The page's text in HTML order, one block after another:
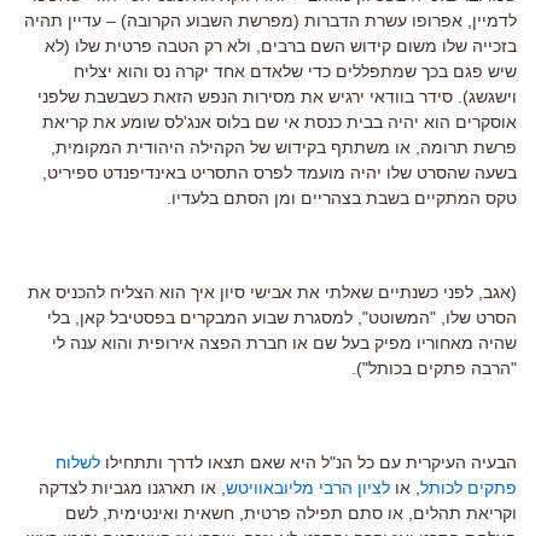
לדמיין, אפרופו עשרת הדברות (מפרשת השבוע הקרובה) – עדיין תהיה
בזכייה שלו משום קידוש השם ברבים, ולא רק הטבה פרטית שלו (לא
שיש פגם בכך שמתפללים כדי שלאדם אחד יקרה נס והוא יצליח
וישגשג). סידר בוודאי ירגיש את מסירות הנפש הזאת כשבשבת שלפני
אוסקרים הוא יהיה בבית כנסת אי שם בלוס אנג'לס שומע את קריאת
פרשת תרומה, או משתתף בקידוש של הקהילה היהודית המקומית,
בשעה שהסרט שלו יהיה מועמד לפרס התסריט באינדיפנדט ספיריט,
טקס המתקיים בשבת בצהריים ומן הסתם בלעדיו.
(אגב, לפני כשנתיים שאלתי את אבישי סיון איך הוא הצליח להכניס את
הסרט שלו, "המשוטט", למסגרת שבוע המבקרים בפסטיבל קאן, בלי
שהיה מאחוריו מפיק בעל שם או חברת הפצה אירופית והוא ענה לי
"הרבה פתקים בכותל").
הבעיה העיקרית עם כל הנ"ל היא שאם תצאו לדרך ותתחילו לשלוח
פתקים לכותל , או לציון הרבי מליובאוויטש , או תארגנו מגביות לצדקה
וקריאת תהלים, או סתם תפילה פרטית, חשאית ואינטימית, לשם